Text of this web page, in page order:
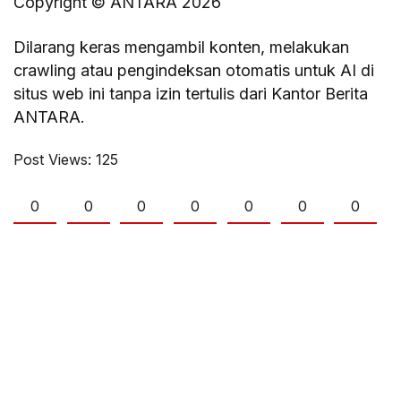
Dilarang keras mengambil konten, melakukan
crawling atau pengindeksan otomatis untuk AI di
situs web ini tanpa izin tertulis dari Kantor Berita
ANTARA.
Post Views: 125
0 0 0 0 0 0 0